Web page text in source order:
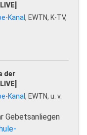
Kanal, EWTN, K-TV,
der
Kanal, EWTN, u. v.
Gebetsanliegen